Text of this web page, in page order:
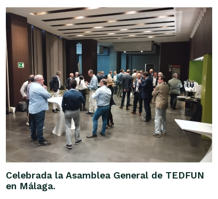
Celebrada la Asamblea General de TEDFUN
en Málaga.